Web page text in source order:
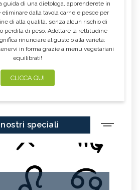
guida di una dietologa, apprenderete in
eliminare dalla tavola carne e pesce per
di alta qualità, senza alcun rischio di
perdita di peso. Adottare la rettitudine
rinunciare al gusto o alla varietà:
in forma grazie a menu vegetariani
equilibrati!
CLICCA QUI
nostri speciali